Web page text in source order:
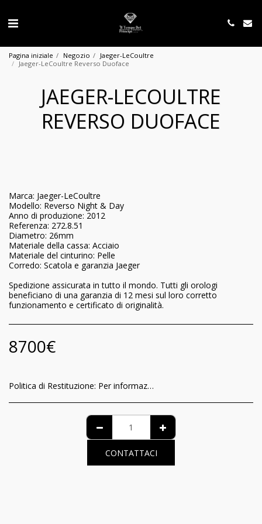
Pagina iniziale Negozio
Jaeger-LeCoultre
Jaeger-LeCoultre Reverso Duoface
JAEGER-LECOULTRE
REVERSO DUOFACE
Marca: Jaeger-LeCoultre
Modello: Reverso Night & Day
Anno di produzione: 2012
Referenza: 272.8.51
Diametro: 26mm
Materiale della cassa: Acciaio
Materiale del cinturino: Pelle
Corredo: Scatola e garanzia Jaeger
Spedizione assicurata in tutto il mondo. Tutti gli orologi
beneficiano di una garanzia di 12 mesi sul loro corretto
funzionamento e certificato di originalità.
8700€
Politica di Restituzione: Per informazioni relative al riconoscimento per il consumatore della garanzia di funzionamento e delle modalità di recesso del contratto, è possibile visionare l’informativa completa nella pagina dedicata al seguente link: https://www.iltempodeiprincipi.it/terms
CONTATTACI